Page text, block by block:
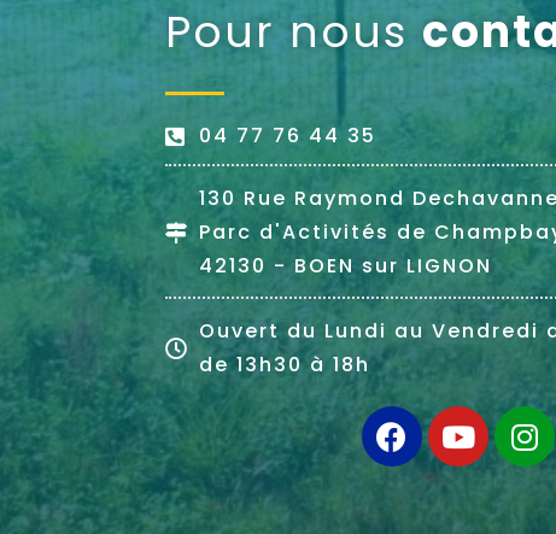
Pour nous
04 77 76 44 35
130 Rue Raymond Dechavanne
Parc d'Activités de
42130 - BOEN sur LIGNON
Ouvert du Lundi au Vendredi
de 13h30 à 18h